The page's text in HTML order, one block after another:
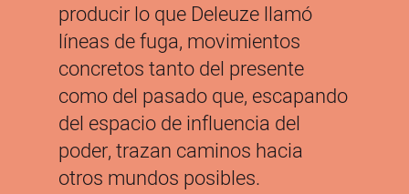
producir lo que Deleuze llamó
líneas de fuga, movimientos
concretos tanto del presente
como del pasado que, escapando
del espacio de influencia del
poder, trazan caminos hacia
otros mundos posibles.